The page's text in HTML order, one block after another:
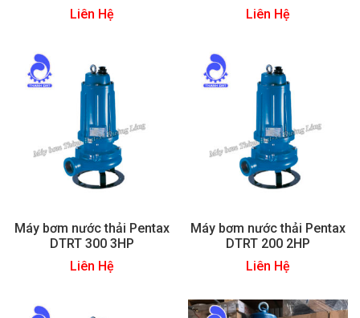
Liên Hệ
Liên Hệ
Máy bơm nước thải Pentax
DTRT 300 3HP
Liên Hệ
Máy bơm nước thải Pentax
DTRT 200 2HP
Liên Hệ